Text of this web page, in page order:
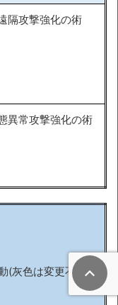
隔攻撃強化の術
異常攻撃強化の術
(灰色は変更不可)